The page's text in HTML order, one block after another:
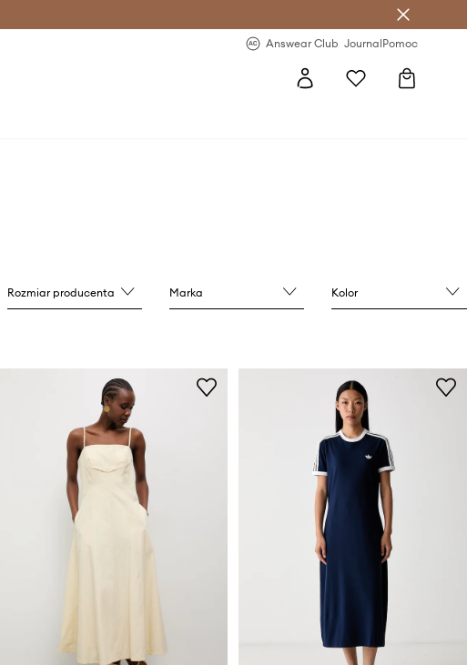
Answear Club JournalPomoc
Rozmiar producenta Marka Kolor